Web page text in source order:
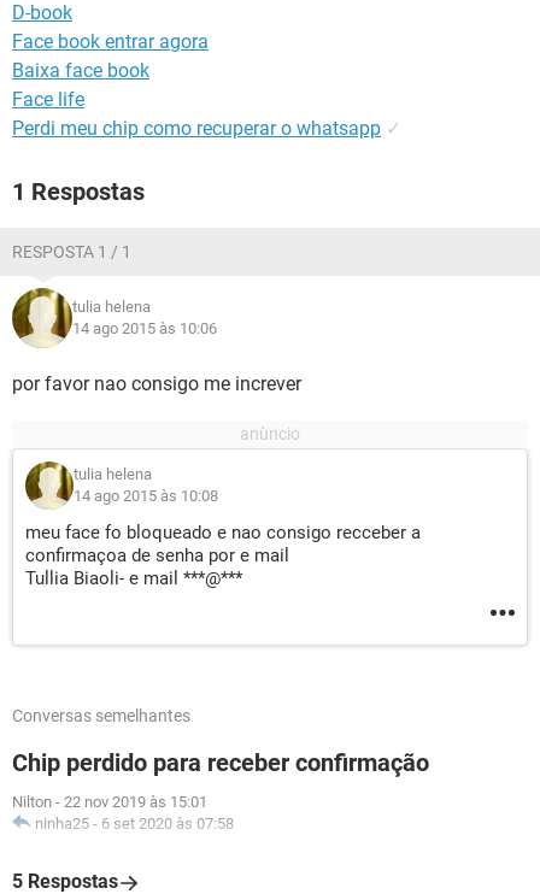
D-book
Face book entrar agora
Baixa face book
Face life
Perdi meu chip como recuperar o whatsapp ✓
1 Respostas
RESPOSTA 1 / 1
tulia helena
14 ago 2015 às 10:06
por favor nao consigo me increver
tulia helena
14 ago 2015 às 10:08
meu face fo bloqueado e nao consigo recceber a
confirmaçoa de senha por e mail
Tullia Biaoli- e mail ***@***
Conversas semelhantes
Chip perdido para receber confirmação
Nilton - 22 nov 2019 às 15:01
ninha25 - 6 set 2020 às 07:58
5 Respostas